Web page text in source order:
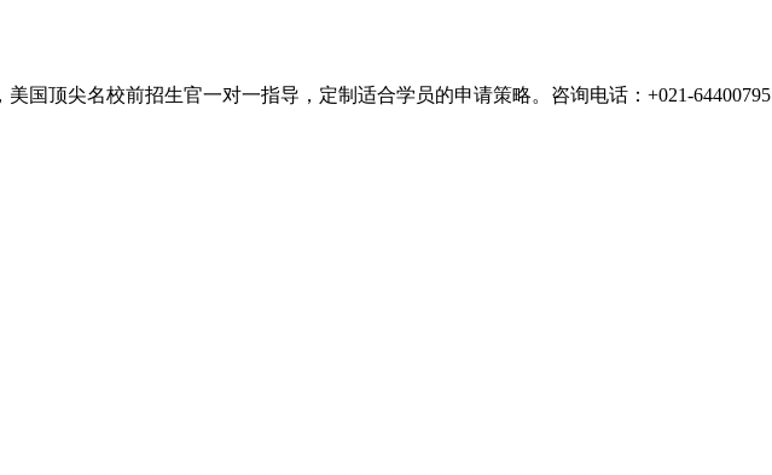
国顶尖名校前招生官一对一指导，定制适合学员的申请策略。咨询电话：+021-64400795